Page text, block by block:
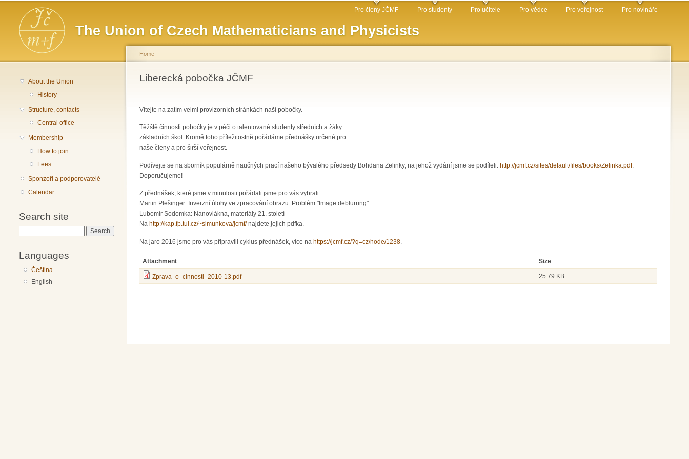
The Union of Czech Mathematicians and Physicists
Main menu Pro členy JČMF Pro studenty Pro učitele Pro vědce Pro veřejnost Pro novináře
About the Union
History
Structure, contacts
Central office
Membership
How to join
Fees
Sponzoři a podporovatelé
Calendar
Search site
Languages
Čeština
English
You are here
Home
Liberecká pobočka JČMF
Vítejte na zatím velmi provizorních stránkách naší pobočky.
Těžště činnosti pobočky je v péči o talentované studenty středních a žáky
základních škol. Kromě toho příležitostně pořádáme přednášky určené pro
naše členy a pro širší veřejnost.
Podívejte se na sborník populárně naučných prací našeho bývalého předsedy Bohdana Zelinky, na jehož vydání jsme se podíleli: http://jcmf.cz/sites/default/files/books/Zelinka.pdf.
Doporučujeme!
Z přednášek, které jsme v minulosti pořádali jsme pro vás vybrali:
Martin Plešinger: Inverzní úlohy ve zpracování obrazu: Problém "Image deblurring"
Lubomír Sodomka: Nanovlákna, materiály 21. století
Na http://kap.fp.tul.cz/~simunkova/jcmf/najdete jejich pdfka.
Na jaro 2016 jsme pro vás připravili cyklus přednášek, více na https://jcmf.cz/?q=cz/node/1238.
Attachment Size
Zprava_o_cinnosti_2010-13.pdf 25.79 KB